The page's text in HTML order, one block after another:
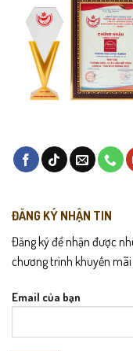
ĐĂNG KÝ NHẬN TIN
Đăng ký để nhận được
chương trình khuyến mãi
Email của bạn